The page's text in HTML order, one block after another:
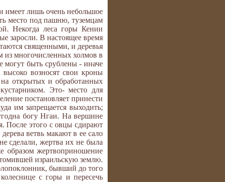
имеет лишь очень небольшое
место под пашню, туземцам
Некогда леса горы Кении
заросли. В настоящее время
священными, и деревья
из многочисленных холмов в
быть срублены - иначе
возносят свои кроны
открытых и обработанных
Это- место для
постановляет принести
им запрещается выходить;
богу Нгаи. На вершине
После этого с овцы сдирают
ветвь макают в ее сало
сделали, жертва их не была
образом жертвоприношение
израильскую землю.
бывший до того
с горы и пересечь